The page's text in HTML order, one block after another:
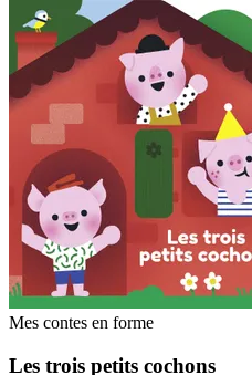
Mes contes en forme
Les trois petits cochons